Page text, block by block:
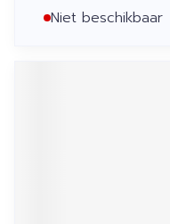
Niet beschikbaar